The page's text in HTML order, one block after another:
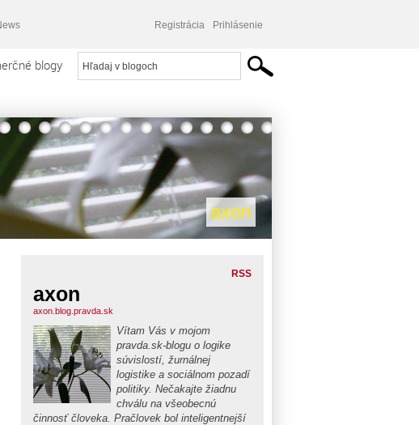
Registrácia Prihlásenie
blogy
axon
RSS
axon
axon.blog.pravda.sk
Vítam Vás v mojom
pravda.sk-blogu o logike
súvislostí, žurnálnej
logistike a sociálnom pozadí
politiky. Nečakajte žiadnu
chválu na všeobecnú
činnosť človeka. Pračlovek bol inteligentnejší